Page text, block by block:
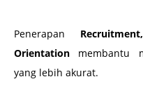
Penerapan
Orientation membantu
yang lebih akurat.